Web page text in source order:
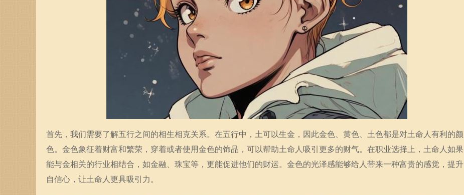
首先，我们需要了解五行之间的相生相克关系。在五行中，土可以生金，因此金色、黄色、土色都是对土命人有利的颜
色。金色象征着财富和繁荣，穿着或者使用金色的饰品，可以帮助土命人吸引更多的财气。在职业选择上，土命人如果
能与金相关的行业相结合，如金融、珠宝等，更能促进他们的财运。金色的光泽感能够给人带来一种富贵的感觉，提升
自信心，让土命人更具吸引力。